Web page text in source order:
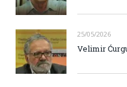
25/05/2026
Velimir